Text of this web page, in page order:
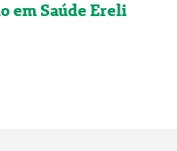
em Saúde Ereli